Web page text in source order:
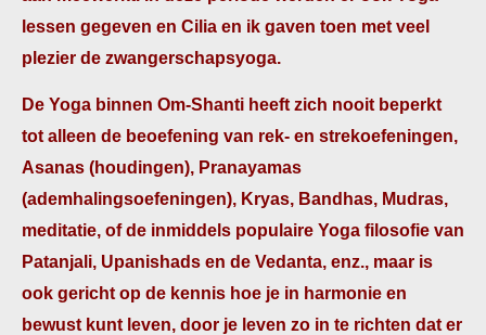
lessen gegeven en Cilia en ik gaven toen met veel
plezier de zwangerschapsyoga.
De Yoga binnen Om-Shanti heeft zich nooit beperkt
tot alleen de beoefening van rek- en strekoefeningen,
Asanas (houdingen), Pranayamas
(ademhalingsoefeningen), Kryas, Bandhas, Mudras,
meditatie, of de inmiddels populaire Yoga filosofie van
Patanjali, Upanishads en de Vedanta, enz., maar is
ook gericht op de kennis hoe je in harmonie en
bewust kunt leven, door je leven zo in te richten dat er